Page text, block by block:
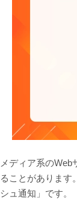
メディア系の
ることがあります
シュ通知」です。